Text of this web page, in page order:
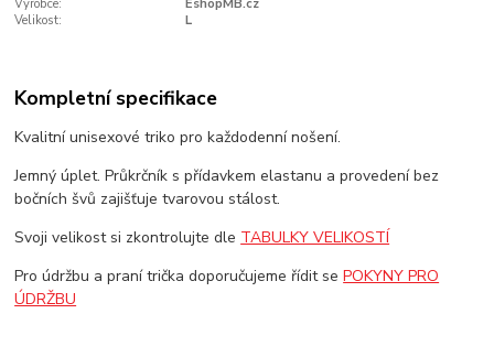
Výrobce:
EshopMB.cz
Velikost:
L
Kompletní specifikace
Kvalitní unisexové triko pro každodenní nošení.
Jemný úplet. Průkrčník s přídavkem elastanu a provedení bez
bočních švů zajišťuje tvarovou stálost.
Svoji velikost si zkontrolujte dle TABULKY VELIKOSTÍ
Pro údržbu a praní trička doporučujeme řídit sePOKYNY PRO
ÚDRŽBU